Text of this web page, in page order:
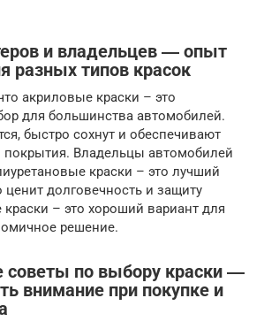
и владельцев ― опыт
разных типов красок
акриловые краски – это
для большинства автомобилей.
быстро сохнут и обеспечивают
покрытия. Владельцы автомобилей
краски – это лучший
ценит долговечность и защиту
– это хороший вариант для
решение.
советы по выбору краски ―
внимание при покупке и